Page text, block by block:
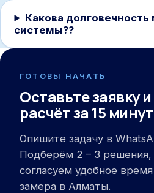
Какова долговечность
системы??
ГОТОВЫ НАЧАТЬ
Оставьте заявку
расчёт за 15 минут
Опишите задачу в
Подберём 2 – 3
согласуем удобное
замера в Алматы.